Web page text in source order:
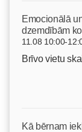
Emocionālā
dzemdībām
11.08 10:00-
Brīvo vietu
Kā bērnam